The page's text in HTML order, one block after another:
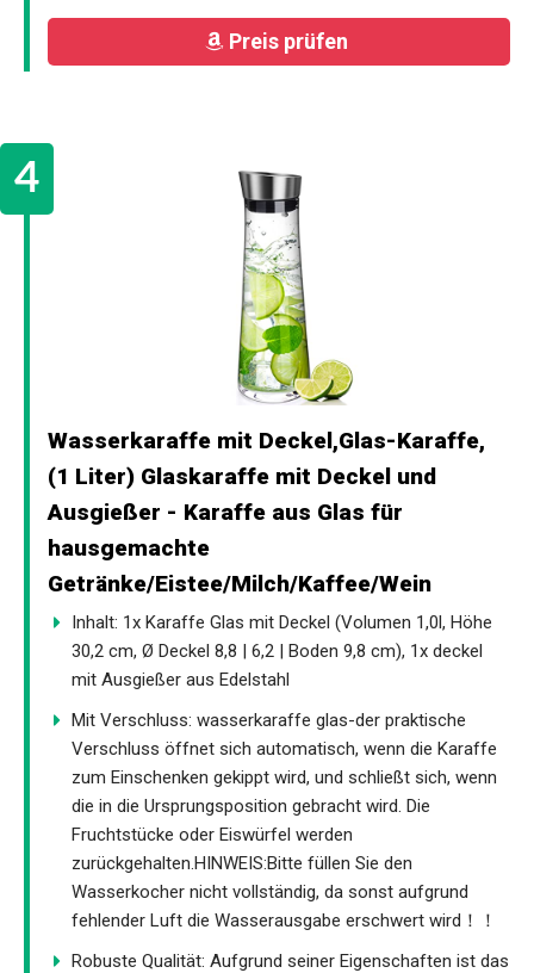
Preis prüfen
Wasserkaraffe mit Deckel,Glas-Karaffe,
(1 Liter) Glaskaraffe mit Deckel und
Ausgießer - Karaffe aus Glas für
hausgemachte
Getränke/Eistee/Milch/Kaffee/Wein
Inhalt: 1x Karaffe Glas mit Deckel (Volumen 1,0l, Höhe
30,2 cm, Ø Deckel 8,8 | 6,2 | Boden 9,8 cm), 1x deckel
mit Ausgießer aus Edelstahl
Mit Verschluss: wasserkaraffe glas-der praktische
Verschluss öffnet sich automatisch, wenn die Karaffe
zum Einschenken gekippt wird, und schließt sich, wenn
die in die Ursprungsposition gebracht wird. Die
Fruchtstücke oder Eiswürfel werden
zurückgehalten.HINWEIS:Bitte füllen Sie den
Wasserkocher nicht vollständig, da sonst aufgrund
fehlender Luft die Wasserausgabe erschwert wird！！
Robuste Qualität: Aufgrund seiner Eigenschaften ist das